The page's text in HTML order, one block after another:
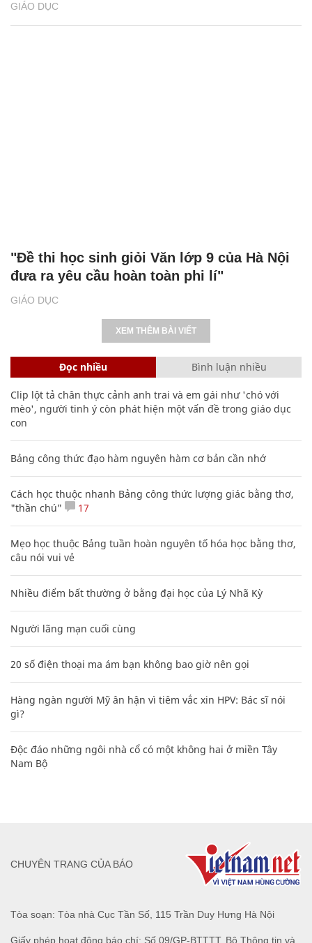
GIÁO DỤC
GIÁO DỤC
"Đề thi học sinh giỏi Văn lớp 9 của Hà Nội
đưa ra yêu cầu hoàn toàn phi lí"
XEM THÊM BÀI VIẾT
Đọc nhiều Bình luận nhiều
Clip lột tả chân thực cảnh anh trai và em gái như 'chó với
mèo', người tinh ý còn phát hiện một vấn đề trong giáo dục
con
Bảng công thức đạo hàm nguyên hàm cơ bản cần nhớ
Cách học thuộc nhanh Bảng công thức lượng giác bằng thơ,
"thần chú"
17
Mẹo học thuộc Bảng tuần hoàn nguyên tố hóa học bằng thơ,
câu nói vui vẻ
Nhiều điểm bất thường ở bằng đại học của Lý Nhã Kỳ
Người lãng mạn cuối cùng
20 số điện thoại ma ám bạn không bao giờ nên gọi
Hàng ngàn người Mỹ ân hận vì tiêm vắc xin HPV: Bác sĩ nói
gì?
Độc đáo những ngôi nhà cổ có một không hai ở miền Tây
Nam Bộ
Tòa soạn: Tòa nhà Cục Tần Số, 115 Trần Duy Hưng Hà Nội
Giấy phép hoạt động báo chí: Số 09/GP-BTTTT, Bộ Thông tin và
CHUYÊN TRANG CỦA BÁO